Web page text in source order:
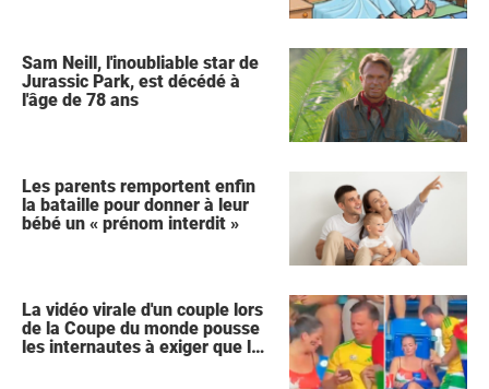
Sam Neill, l'inoubliable star de
Jurassic Park, est décédé à
l'âge de 78 ans
Les parents remportent enfin
la bataille pour donner à leur
bébé un « prénom interdit »
La vidéo virale d'un couple lors
de la Coupe du monde pousse
les internautes à exiger que la